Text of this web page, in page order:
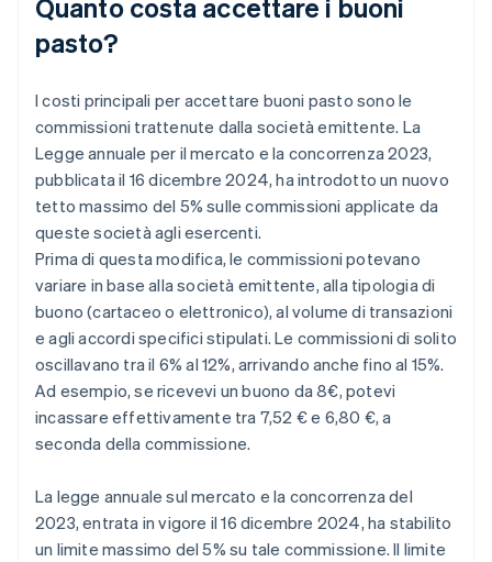
Quanto costa accettare i buoni
pasto?
I costi principali per accettare buoni pasto sono le
commissioni trattenute dalla società emittente. La
Legge annuale per il mercato e la concorrenza 2023,
pubblicata il 16 dicembre 2024, ha introdotto un nuovo
tetto massimo del 5% sulle commissioni applicate da
queste società agli esercenti.
Prima di questa modifica, le commissioni potevano
variare in base alla società emittente, alla tipologia di
buono (cartaceo o elettronico), al volume di transazioni
e agli accordi specifici stipulati. Le commissioni di solito
oscillavano tra il 6% al 12%, arrivando anche fino al 15%.
Ad esempio, se ricevevi un buono da 8€, potevi
incassare effettivamente tra 7,52 € e 6,80 €, a
seconda della commissione.
La legge annuale sul mercato e la concorrenza del
2023, entrata in vigore il 16 dicembre 2024, ha stabilito
un limite massimo del 5% su tale commissione. Il limite